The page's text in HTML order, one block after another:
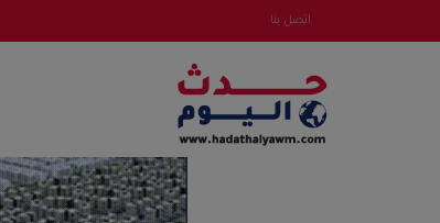
اتصل بنا